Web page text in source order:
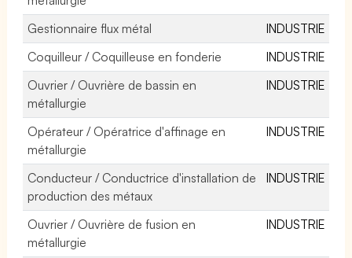
Gestionnaire flux métal
INDUSTRIE
Coquilleur / Coquilleuse en fonderie
INDUSTRIE
Ouvrier / Ouvrière de bassin en
métallurgie
INDUSTRIE
Opérateur / Opératrice d'affinage en
métallurgie
INDUSTRIE
Conducteur / Conductrice d'installation de
production des métaux
INDUSTRIE
Ouvrier / Ouvrière de fusion en
métallurgie
INDUSTRIE